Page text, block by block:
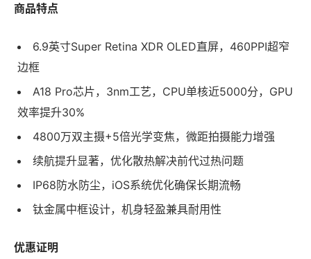
商品特点
6.9英寸Super Retina XDR OLED直屏，460PPI超窄
边框
A18 Pro芯片，3nm工艺，CPU单核近5000分，GPU
效率提升30%
4800万双主摄+5倍光学变焦，微距拍摄能力增强
续航提升显著，优化散热解决前代过热问题
IP68防水防尘，iOS系统优化确保长期流畅
钛金属中框设计，机身轻盈兼具耐用性
优惠证明